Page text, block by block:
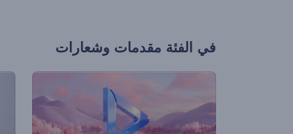
في الفئة مقدمات وشعارات